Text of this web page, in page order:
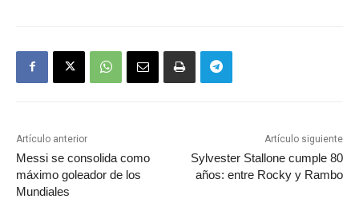
Artículo anterior
Messi se consolida como
máximo goleador de los
Mundiales
Artículo siguiente
Sylvester Stallone cumple 80
años: entre Rocky y Rambo